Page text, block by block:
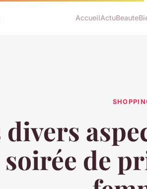
AccueilActuBeaute
divers
soirée de